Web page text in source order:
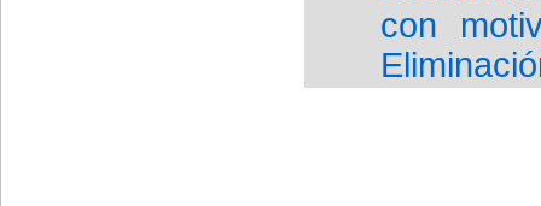
con